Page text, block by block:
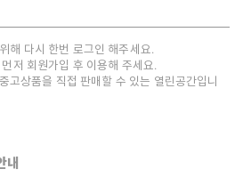
해 다시 한번 로그인 해주세요.
저 회원가입 후 이용해 주세요.
고상품을 직접 판매할 수 있는 열린공간입니
내